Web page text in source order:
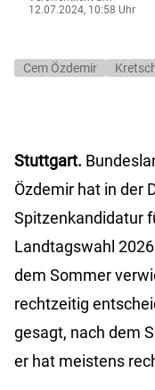
12.07.2024, 10:58 Uhr
Cem Özdemir
Stuttgart.
Özdemir hat in der
Spitzenkandidatur
Landtagswahl
dem Sommer
rechtzeitig
gesagt, nach dem
er hat meistens